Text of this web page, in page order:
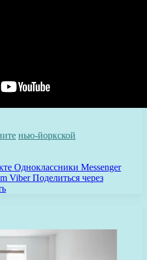
нью-йоркской
Одноклассники Messenger
Viber Поделиться через